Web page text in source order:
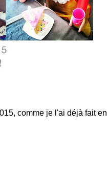
comme je l'ai déjà fait en